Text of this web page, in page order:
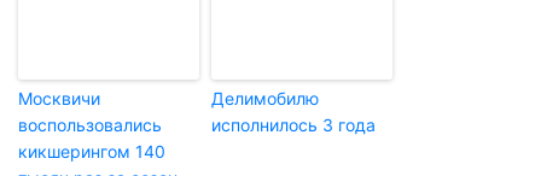
Москвичи
воспользовались
кикшерингом 140
Делимобилю
исполнилось 3 года